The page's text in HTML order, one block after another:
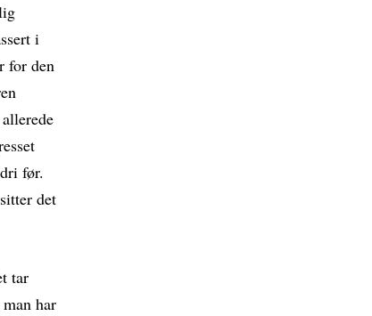
i
for den
før.
det
tar
har